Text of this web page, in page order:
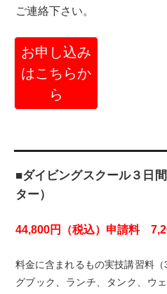
ご連絡下さい。
お申し込み
はこちらか
ら
■ダイビングスクール３日
ター）
44,800円（税込）申請料
料金に含まれるもの実技講習料
グブック、ランチ、タンク、ウ